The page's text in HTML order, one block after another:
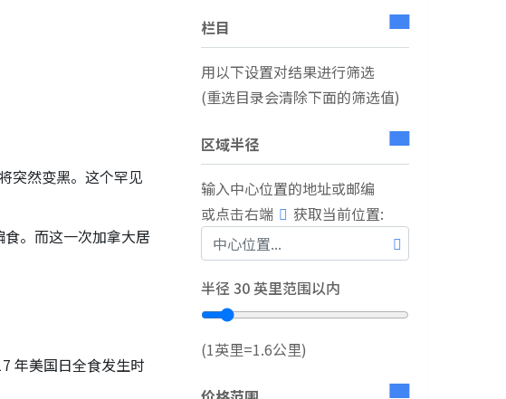
突然变黑。这个罕见
。而这一次加拿大居
年美国日全食发生时
栏目
用以下设置对结果进行筛选
(重选目录会清除下面的筛选值)
区域半径
输入中心位置的地址或邮编
或点击右端
获取当前位置:
半径 30 英里范围以内
(1英里=1.6公里)